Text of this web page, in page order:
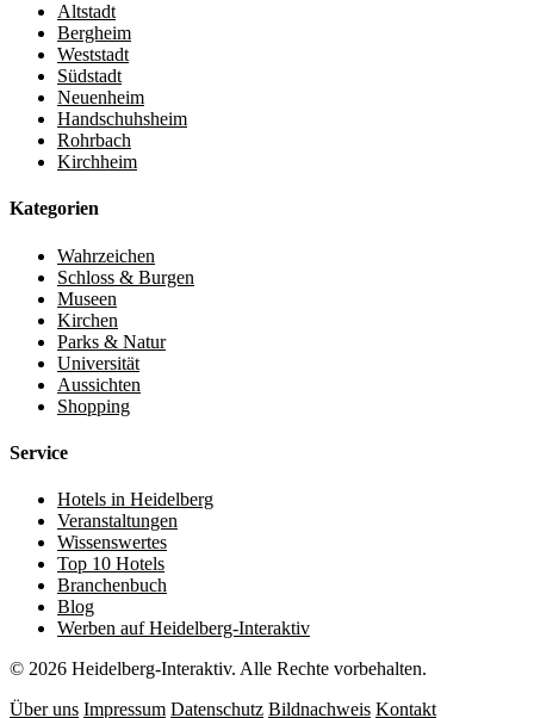
Altstadt
Bergheim
Weststadt
Südstadt
Neuenheim
Handschuhsheim
Rohrbach
Kirchheim
Kategorien
Wahrzeichen
Schloss & Burgen
Museen
Kirchen
Parks & Natur
Universität
Aussichten
Shopping
Service
Hotels in Heidelberg
Veranstaltungen
Wissenswertes
Top 10 Hotels
Branchenbuch
Blog
Werben auf Heidelberg-Interaktiv
© 2026 Heidelberg-Interaktiv. Alle Rechte vorbehalten.
Über uns Impressum Datenschutz Bildnachweis Kontakt